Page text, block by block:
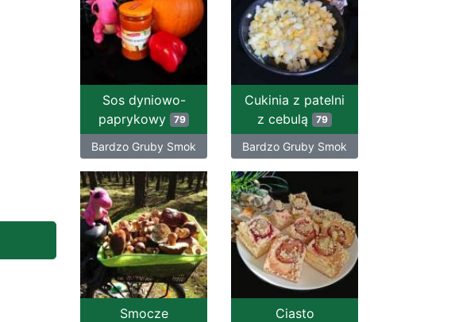
Sos dyniowo-
paprykowy
79
Bardzo Gruby Smok
Cukinia z patelni
z cebulą 79
Bardzo Gruby Smok
Smocze
Ciasto